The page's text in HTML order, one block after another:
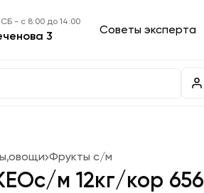
- с 8:00 до 14:00
3
Советы эксперта
Фрукты с/м
м 12кг/кор 656